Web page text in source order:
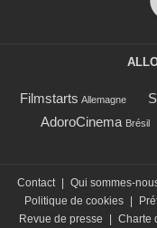
Filmstarts Allemagne
AdoroCinema Brésil
Contact Qui sommes-
Politique de cookies
Revue de presse
Charte